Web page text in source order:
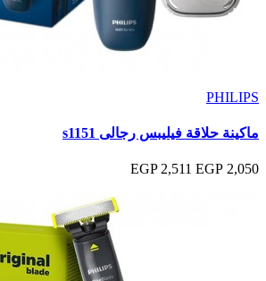
PHILIPS
ماكينة حلاقة فيليبس رجالى s1151
2,050 EGP
2,511 EGP